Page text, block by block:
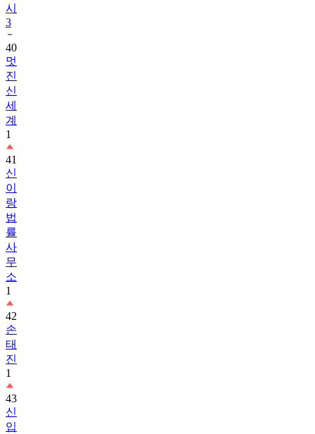
시
3
40
멋
진
신
세
계
1
41
신
이
랑
법
률
사
무
소
1
42
손
태
진
1
43
신
입